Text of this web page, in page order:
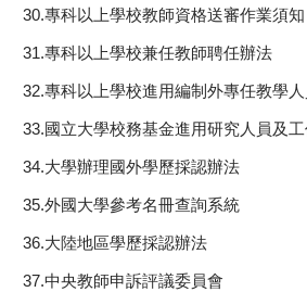
30.專科以上學校教師資格送審作業須知
31.專科以上學校兼任教師聘任辦法
32.專科以上學校進用編制外專任教學人
33.國立大學校務基金進用研究人員及
34.大學辦理國外學歷採認辦法
35.外國大學參考名冊查詢系統
36.大陸地區學歷採認辦法
37.中央教師申訴評議委員會